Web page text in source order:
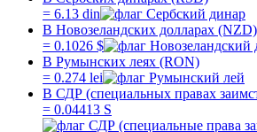
= 6.13 din
В Новозеландских долларах (NZD)
= 0.1026 $
В Румынских леях (RON)
= 0.274 lei
В СДР (специальных правах
= 0.04413 S